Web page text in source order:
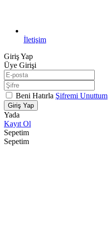
İletişim
Giriş Yap
Üye Girişi
Beni Hatırla Şifremi Unuttum
Giriş Yap
Yada
Kayıt Ol
Sepetim
Sepetim